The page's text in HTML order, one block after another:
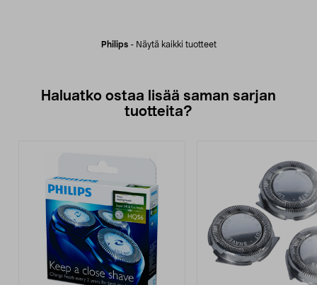
Philips- Näytä kaikki tuotteet
Haluatko ostaa lisää saman sarjan
tuotteita?